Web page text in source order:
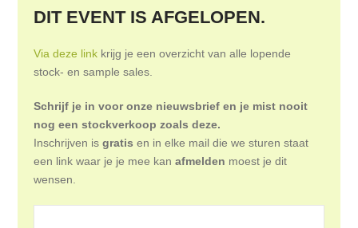
DIT EVENT IS AFGELOPEN.
Via deze link krijg je een overzicht van alle lopende
stock- en sample sales.
Schrijf je in voor onze nieuwsbrief en je mist nooit
nog een stockverkoop zoals deze.
Inschrijven isgratis en in elke mail die we sturen staat
een link waar je je mee kanafmelden moest je dit
wensen.